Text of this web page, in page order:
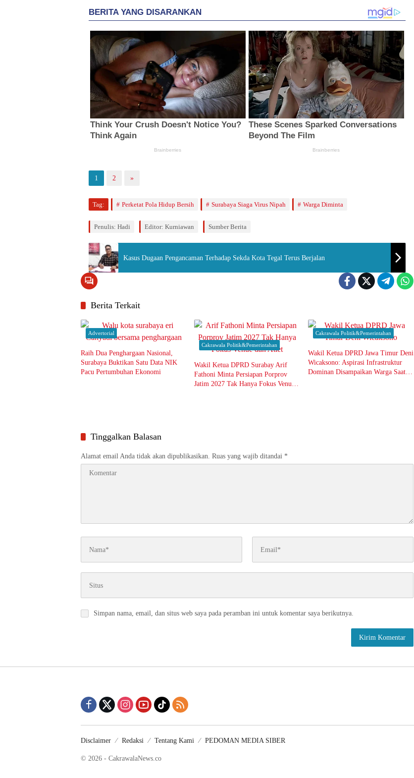
1 2 »
Tag: Perketat Pola Hidup Bersih Surabaya Siaga Virus Nipah Warga Diminta
Penulis: Hadi Editor: Kurniawan Sumber Berita
Kasus Dugaan Pengancaman Terhadap Sekda Kota Tegal Terus Berjalan
Berita Terkait
Advertorial
Raih Dua Penghargaan Nasional,
Surabaya Buktikan Satu Data NIK
Pacu Pertumbuhan Ekonomi
Cakrawala Politik&Pemerintahan
Wakil Ketua DPRD Surabay Arif
Fathoni Minta Persiapan Porprov
Jatim 2027 Tak Hanya Fokus Venue
Cakrawala Politik&Pemerintahan
Wakil Ketua DPRD Jawa Timur Deni
Wicaksono: Aspirasi Infrastruktur
Dominan Disampaikan Warga Saat
Tinggalkan Balasan
Alamat email Anda tidak akan dipublikasikan. Ruas yang wajib ditandai *
Simpan nama, email, dan situs web saya pada peramban ini untuk komentar saya berikutnya.
Disclaimer Redaksi Tentang Kami PEDOMAN MEDIA SIBER
© 2026 - CakrawalaNews.co